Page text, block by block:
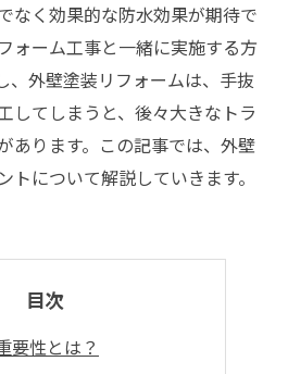
なく効果的な防水効果が期待で
ォーム工事と一緒に実施する方
、外壁塗装リフォームは、手抜
してしまうと、後々大きなトラ
あります。この記事では、外壁
について解説していきます。
目次
要性とは？